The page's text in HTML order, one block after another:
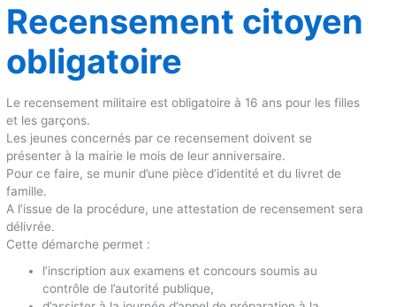
Recensement citoyen
obligatoire
Le recensement militaire est obligatoire à 16 ans pour les filles
et les garçons.
Les jeunes concernés par ce recensement doivent se
présenter à la mairie le mois de leur anniversaire.
Pour ce faire, se munir d’une pièce d’identité et du livret de
famille.
A l’issue de la procédure, une attestation de recensement sera
délivrée.
Cette démarche permet :
l’inscription aux examens et concours soumis au
contrôle de l’autorité publique,